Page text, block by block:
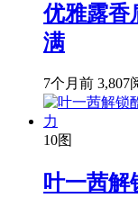
优雅露香
满
7个月前 3,807
10图
叶一茜